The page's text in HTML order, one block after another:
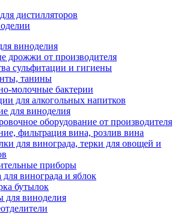
дистилляторов
виноделия
дрожжи от производителя
сульфитации и гигиены
танины
молочные бактерии
для алкогольных напитков
для виноделия
оборудование от производителя
фильтрация вина, розлив вина
для винограда, терки для овощей и
приборы
для винограда и яблок
бутылок
для виноделия